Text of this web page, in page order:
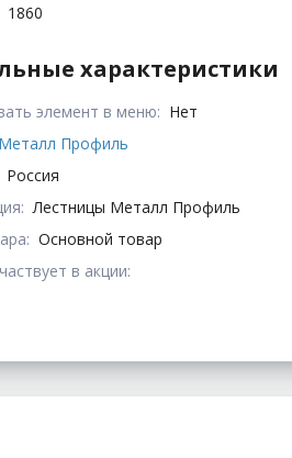
1860
характеристики
элемент в меню: Нет
Металл Профиль
Россия
Лестницы Металл Профиль
Основной товар
в акции: